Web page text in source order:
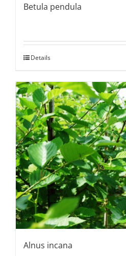
Betula pendula
Details
Alnus incana